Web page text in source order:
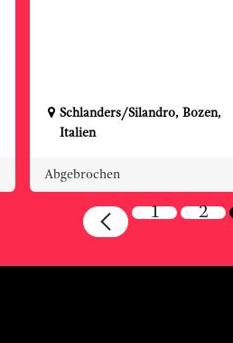
Schlanders/Silandro, Bozen,
Italien
Abgebrochen
1 2